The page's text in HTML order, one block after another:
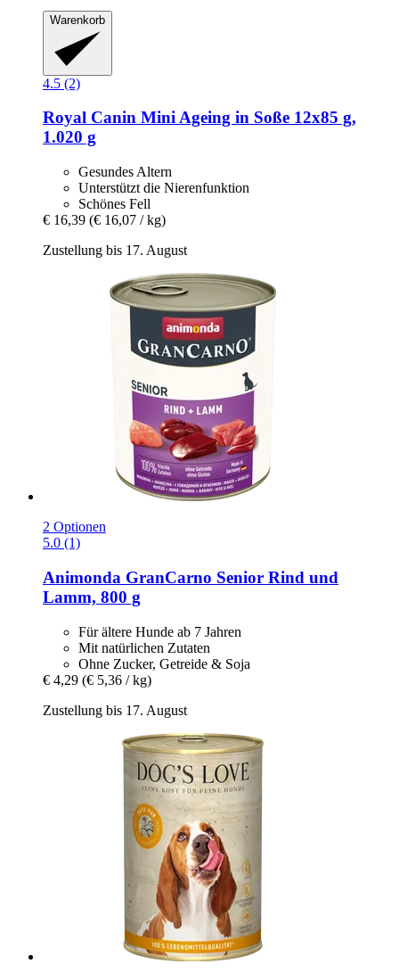
Warenkorb
4.5 (2)
Royal Canin Mini Ageing in Soße 12x85 g,
1.020 g
Gesundes Altern
Unterstützt die Nierenfunktion
Schönes Fell
€ 16,39 (€ 16,07 / kg)
Zustellung bis 17. August
2 Optionen
5.0 (1)
Animonda GranCarno Senior Rind und
Lamm, 800 g
Für ältere Hunde ab 7 Jahren
Mit natürlichen Zutaten
Ohne Zucker, Getreide & Soja
€ 4,29 (€ 5,36 / kg)
Zustellung bis 17. August